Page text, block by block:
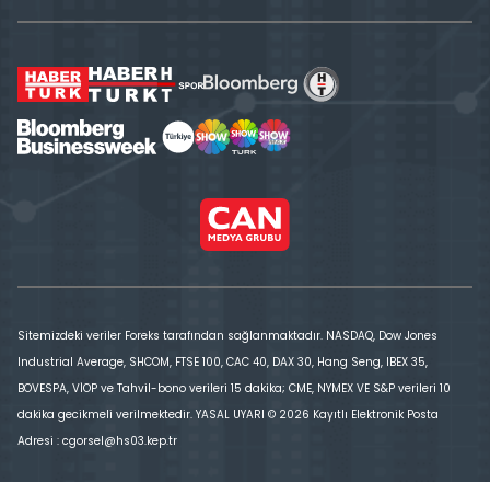
Sitemizdeki veriler Foreks tarafından sağlanmaktadır. NASDAQ, Dow Jones
Industrial Average, SHCOM, FTSE 100, CAC 40, DAX 30, Hang Seng, IBEX 35,
BOVESPA, VİOP ve Tahvil-bono verileri 15 dakika; CME, NYMEX VE S&P verileri 10
dakika gecikmeli verilmektedir. YASAL UYARI © 2026 Kayıtlı Elektronik Posta
Adresi : cgorsel@hs03.kep.tr